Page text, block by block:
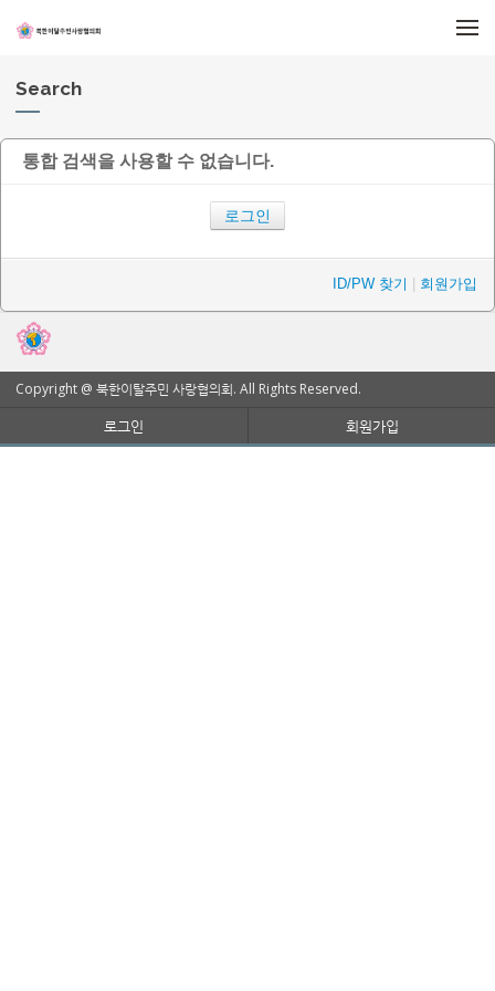
Search
통합 검색을 사용할 수 없습니다.
로그인
ID/PW 찾기 회원가입
Copyright @ 북한이탈주민 사랑협의회. All Rights Reserved.
로그인 회원가입